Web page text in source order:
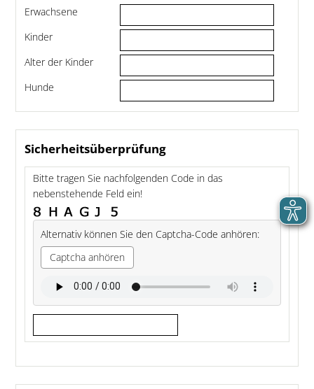
Erwachsene
Kinder
Alter der Kinder
Hunde
Sicherheitsüberprüfung
Bitte tragen Sie nachfolgenden Code in das
nebenstehende Feld ein!
Alternativ können Sie den Captcha-Code anhören:
Captcha anhören